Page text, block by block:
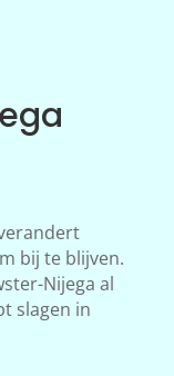
bij te blijven.
Nijega al
slagen in